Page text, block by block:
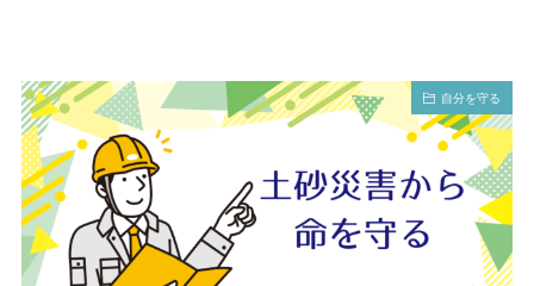
自分を守る